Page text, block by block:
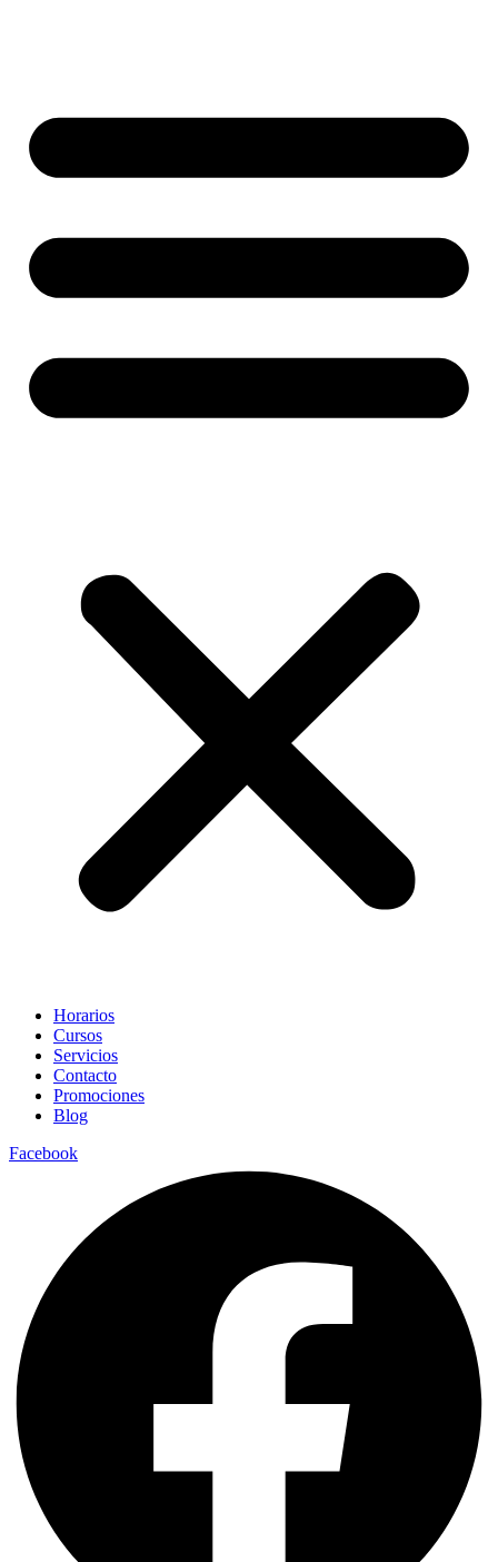
Horarios
Cursos
Servicios
Contacto
Promociones
Blog
Facebook